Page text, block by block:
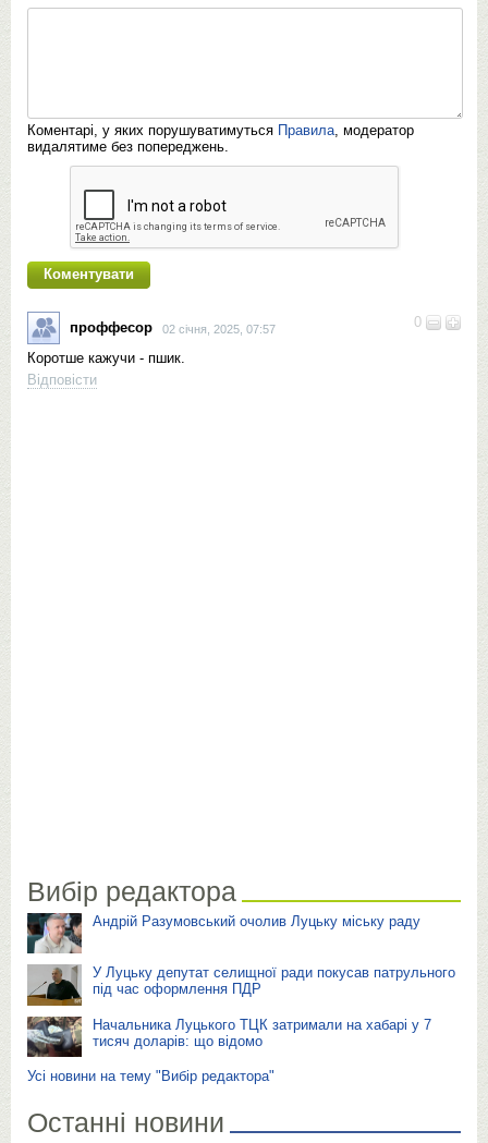
Коментарі, у яких порушуватимуться Правила , модератор
видалятиме без попереджень.
0
проффесор 02 січня, 2025, 07:57
Коротше кажучи - пшик.
Відповісти
Вибір редактора
Андрій Разумовський очолив Луцьку міську раду
У Луцьку депутат селищної ради покусав патрульного
під час оформлення ПДР
Начальника Луцького ТЦК затримали на хабарі у 7
тисяч доларів: що відомо
Усі новини на тему "Вибір редактора"
Останні новини